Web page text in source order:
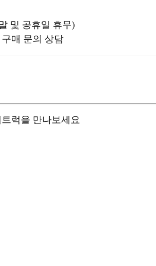
및 공휴일 휴무)
매 문의 상담
럭을 만나보세요